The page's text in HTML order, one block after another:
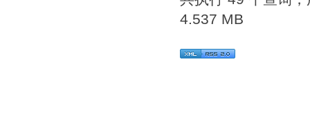
4.537 MB